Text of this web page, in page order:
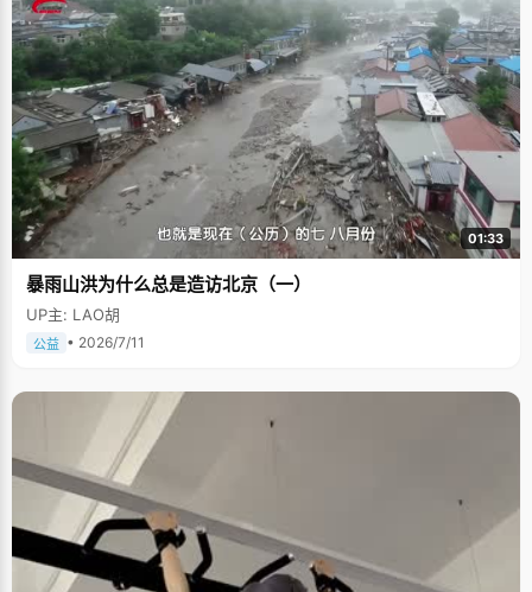
01:33
暴雨山洪为什么总是造访北京（一）
UP主: LAO胡
公益 • 2026/7/11